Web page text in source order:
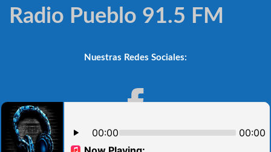
Radio Pueblo 91.5 FM
Nuestras Redes Sociales: